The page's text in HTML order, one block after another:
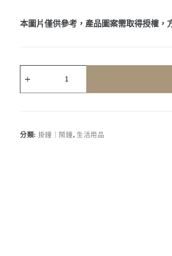
本圖片僅供參考，產品圖案需取得授權，
製
化
辦
分類: 掛鐘｜鬧鐘, 生活用品